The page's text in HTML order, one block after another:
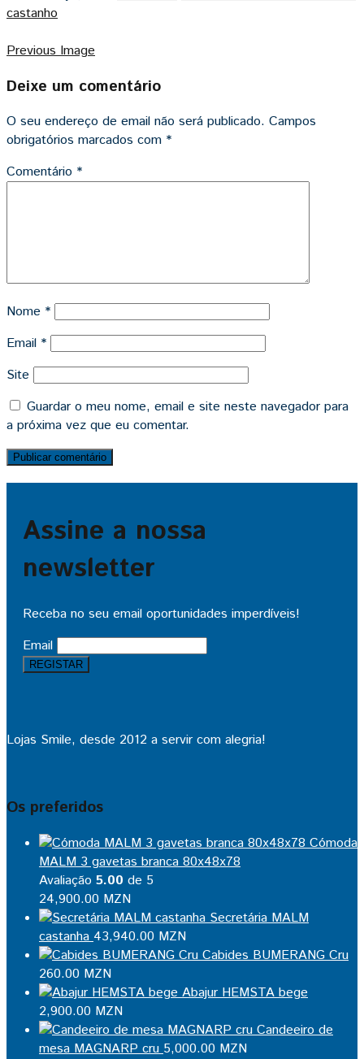
castanho
Previous Image
Deixe um comentário
O seu endereço de email não será publicado. Campos
obrigatórios marcados com *
Comentário *
Nome *
Email *
Site
Guardar o meu nome, email e site neste navegador para
a próxima vez que eu comentar.
Assine a nossa
newsletter
Receba no seu email oportunidades imperdíveis!
Email
Lojas Smile, desde 2012 a servir com alegria!
Os preferidos
Cómoda
MALM 3 gavetas branca 80x48x78
Avaliação 5.00 de 5
24,900.00 MZN
Secretária MALM
castanha 43,940.00 MZN
Cabides BUMERANG Cru
260.00 MZN
Abajur HEMSTA bege
2,900.00 MZN
Candeeiro de
mesa MAGNARP cru 5,000.00 MZN